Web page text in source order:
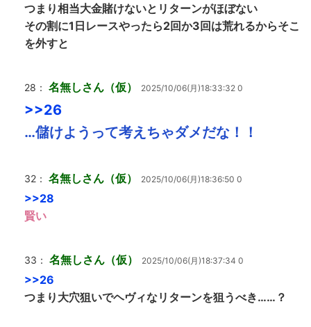
つまり相当大金賭けないとリターンがほぼない
その割に1日レースやったら2回か3回は荒れるからそこ
を外すと
28： 名無しさん（仮） 2025/10/06(月)18:33:32 0
>>26
…儲けようって考えちゃダメだな！！
32： 名無しさん（仮） 2025/10/06(月)18:36:50 0
>>28
賢い
33： 名無しさん（仮） 2025/10/06(月)18:37:34 0
>>26
つまり大穴狙いでヘヴィなリターンを狙うべき……？